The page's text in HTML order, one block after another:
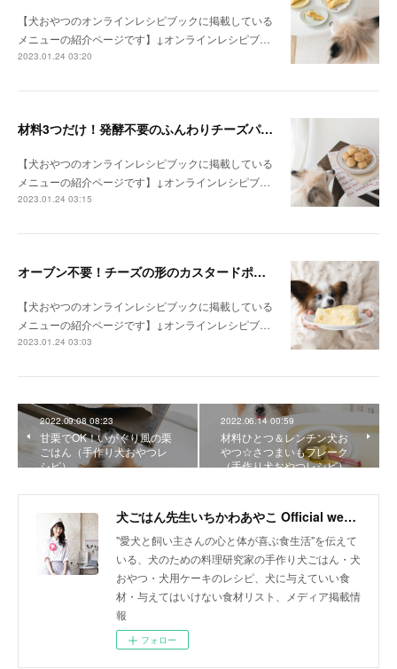
【犬おやつのオンラインレシピブックに掲載している
メニューの紹介ページです】↓オンラインレシピブ…
2023.01.24 03:20
材料3つだけ！発酵不要のふんわりチーズパン（手作り犬おやつレシピ）
【犬おやつのオンラインレシピブックに掲載している
メニューの紹介ページです】↓オンラインレシピブ…
2023.01.24 03:15
オーブン不要！チーズの形のカスタードポテトケーキ（手作り犬おやつレシピ）
【犬おやつのオンラインレシピブックに掲載している
メニューの紹介ページです】↓オンラインレシピブ…
2023.01.24 03:03
2022.09.08 08:23
甘栗でOK！いがぐり風の栗
ごはん（手作り犬おやつレ
シピ）
2022.06.14 00:59
材料ひとつ＆レンチン犬お
やつ☆さつまいもフレーク
（手作り犬おやつレシピ）
犬ごはん先生いちかわあやこ Official web site
"愛犬と飼い主さんの心と体が喜ぶ食生活"を伝えて
いる、犬のための料理研究家の手作り犬ごはん・犬
おやつ・犬用ケーキのレシピ、犬に与えていい食
材・与えてはいけない食材リスト、メディア掲載情
報
フォロー